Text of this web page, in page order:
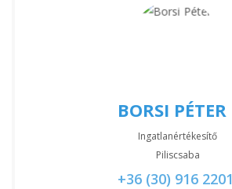
BORSI PÉTER
Ingatlanértékesítő
Piliscsaba
+36 (30) 916 2201